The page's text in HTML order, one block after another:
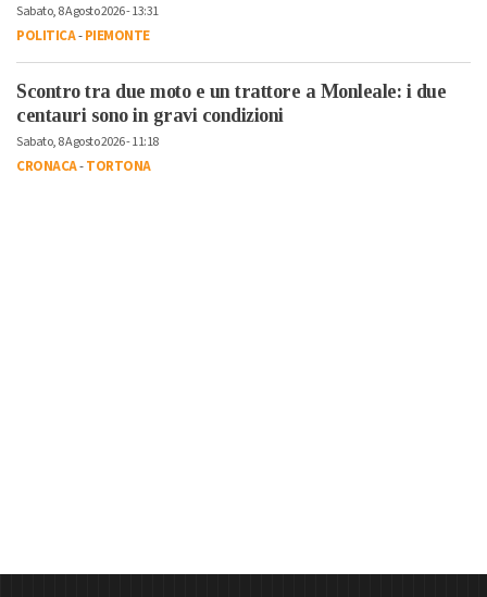
Sabato, 8 Agosto 2026 - 13:31
POLITICA-PIEMONTE
Scontro tra due moto e un trattore a Monleale: i due
centauri sono in gravi condizioni
Sabato, 8 Agosto 2026 - 11:18
CRONACA-TORTONA